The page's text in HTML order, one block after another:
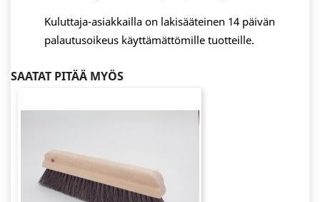
Kuluttaja-asiakkailla on lakisääteinen 14 päivän
palautusoikeus käyttämättömille tuotteille.
SAATAT PITÄÄ MYÖS